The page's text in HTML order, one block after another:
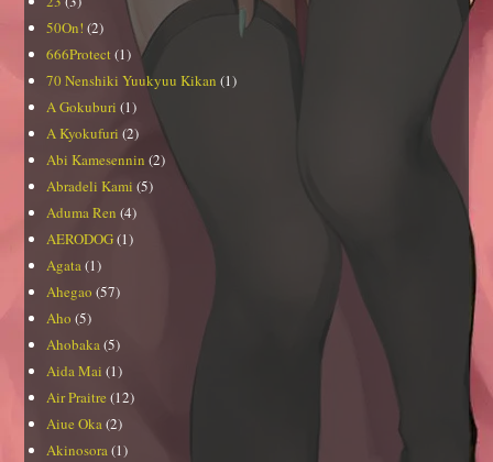
50On! (2)
666Protect(1)
70 Nenshiki Yuukyuu Kikan (1)
A Gokuburi (1)
A Kyokufuri (2)
Abi Kamesennin (2)
Abradeli Kami (5)
Aduma Ren (4)
AERODOG(1)
Agata(1)
Ahegao (57)
Aho (5)
Ahobaka(5)
Aida Mai (1)
Air Praitre (12)
Aiue Oka(2)
Akinosora(1)